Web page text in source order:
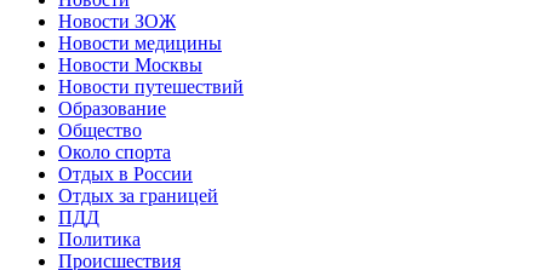
Новости ЗОЖ
Новости медицины
Новости Москвы
Новости путешествий
Образование
Общество
Около спорта
Отдых в России
Отдых за границей
ПДД
Политика
Происшествия